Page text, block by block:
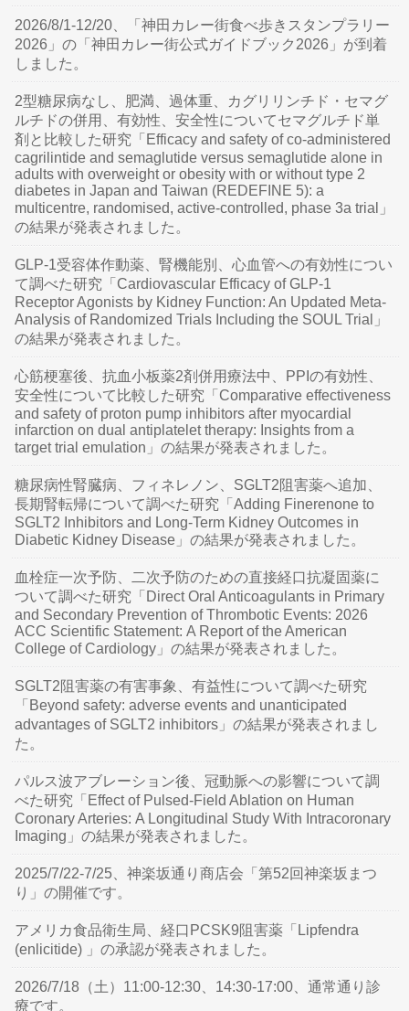
2026/8/1-12/20、「神田カレー街食べ歩きスタンプラリー
2026」の「神田カレー街公式ガイドブック2026」が到着
しました。
2型糖尿病なし、肥満、過体重、カグリリンチド・セマグ
ルチドの併用、有効性、安全性についてセマグルチド単
剤と比較した研究「Efficacy and safety of co-administered
cagrilintide and semaglutide versus semaglutide alone in
adults with overweight or obesity with or without type 2
diabetes in Japan and Taiwan (REDEFINE 5): a
multicentre, randomised, active-controlled, phase 3a trial」
の結果が発表されました。
GLP-1受容体作動薬、腎機能別、心血管への有効性につい
て調べた研究「Cardiovascular Efficacy of GLP-1
Receptor Agonists by Kidney Function: An Updated Meta-
Analysis of Randomized Trials Including the SOUL Trial」
の結果が発表されました。
心筋梗塞後、抗血小板薬2剤併用療法中、PPIの有効性、
安全性について比較した研究「Comparative effectiveness
and safety of proton pump inhibitors after myocardial
infarction on dual antiplatelet therapy: Insights from a
target trial emulation」の結果が発表されました。
糖尿病性腎臓病、フィネレノン、SGLT2阻害薬へ追加、
長期腎転帰について調べた研究「Adding Finerenone to
SGLT2 Inhibitors and Long-Term Kidney Outcomes in
Diabetic Kidney Disease」の結果が発表されました。
血栓症一次予防、二次予防のための直接経口抗凝固薬に
ついて調べた研究「Direct Oral Anticoagulants in Primary
and Secondary Prevention of Thrombotic Events: 2026
ACC Scientific Statement: A Report of the American
College of Cardiology」の結果が発表されました。
SGLT2阻害薬の有害事象、有益性について調べた研究
「Beyond safety: adverse events and unanticipated
advantages of SGLT2 inhibitors」の結果が発表されまし
た。
パルス波アブレーション後、冠動脈への影響について調
べた研究「Effect of Pulsed-Field Ablation on Human
Coronary Arteries: A Longitudinal Study With Intracoronary
Imaging」の結果が発表されました。
2025/7/22-7/25、神楽坂通り商店会「第52回神楽坂まつ
り」の開催です。
アメリカ食品衛生局、経口PCSK9阻害薬「Lipfendra
(enlicitide) 」の承認が発表されました。
2026/7/18（土）11:00-12:30、14:30-17:00、通常通り診
療です。